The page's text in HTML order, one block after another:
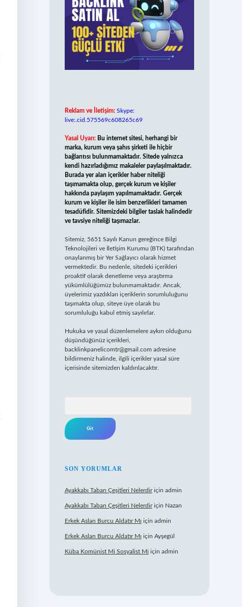
Reklam ve İletişim: Skype:
live:.cid.575569c608265c69
Yasal Uyarı: Bu internet sitesi, herhangi bir
marka, kurum veya şahıs şirketi ile hiçbir
bağlantısı bulunmamaktadır. Sitede yalnızca
kendi hazırladığımız makaleler paylaşılmaktadır.
Burada yer alan içerikler haber niteliği
taşımamakta olup, gerçek kurum ve kişiler
hakkında paylaşım yapılmamaktadır. Gerçek
kurum ve kişiler ile isim benzerlikleri tamamen
tesadüfidir. Sitemizdeki bilgiler taslak halindedir
ve tavsiye niteliği taşımazlar.
Sitemiz, 5651 Sayılı Kanun gereğince Bilgi
Teknolojileri ve İletişim Kurumu (BTK) tarafından
onaylanmış bir Yer Sağlayıcı olarak hizmet
vermektedir. Bu nedenle, sitedeki içerikleri
proaktif olarak denetleme veya araştırma
yükümlülüğümüz bulunmamaktadır. Ancak,
üyelerimiz yazdıkları içeriklerin sorumluluğunu
taşımakta olup, siteye üye olarak bu
sorumluluğu kabul etmiş sayılırlar.
Hukuka ve yasal düzenlemelere aykırı olduğunu
düşündüğünüz içerikleri,
backlinkpanelicomtr@gmail.com adresine
bildirmeniz halinde, ilgili içerikler yasal süre
içerisinde sitemizden kaldırılacaktır.
SON YORUMLAR
Ayakkabı Taban Çeşitleri Nelerdiriçin admin
Ayakkabı Taban Çeşitleri Nelerdiriçin Nazan
Erkek Aslan Burcu Aldatır Mı için admin
Erkek Aslan Burcu Aldatır Mı için Ayşegül
Küba Komünist Mi Sosyalist Mi için admin